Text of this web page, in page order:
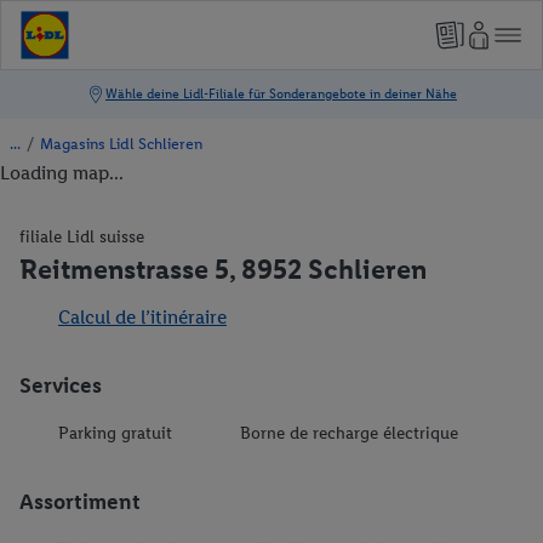
/ Magasins Lidl Schlieren
Loading map...
filiale Lidl suisse
Reitmenstrasse 5, 8952 Schlieren
Calcul de l’itinéraire
Services
Parking gratuit Borne de recharge électrique
Assortiment